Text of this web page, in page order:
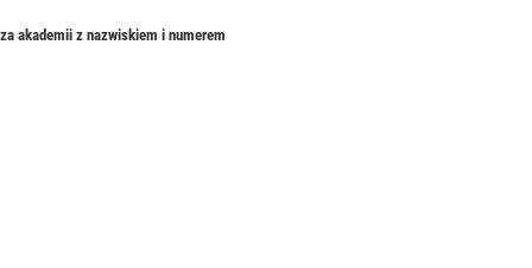
akademii z nazwiskiem i numerem